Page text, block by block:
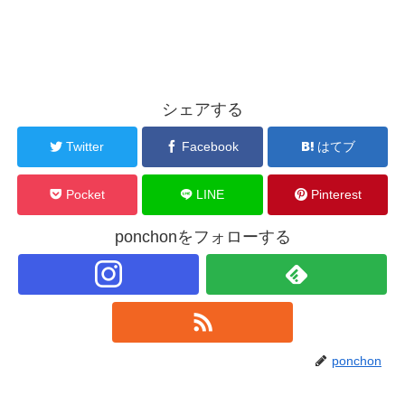
シェアする
Twitter Facebook はてブ
Pocket LINE Pinterest
ponchonをフォローする
ponchon